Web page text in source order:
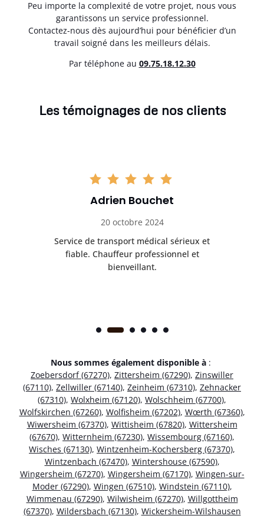
Peu importe la complexité de votre projet, nous vous
garantissons un service professionnel.
Contactez-nous dès aujourd’hui pour bénéficier d’un
travail soigné dans les meilleurs délais.
Par téléphone au 09.75.18.12.30
Les témoignages de nos clients
Adrien Bouchet
20 octobre 2024
Service de transport médical sérieux et
fiable. Chauffeur professionnel et
bienveillant.
Nous sommes également disponible à :
Zoebersdorf (67270), Zittersheim (67290), Zinswiller
(67110), Zellwiller (67140), Zeinheim (67310), Zehnacker
(67310), Wolxheim (67120), Wolschheim (67700),
Wolfskirchen (67260), Wolfisheim (67202), Wœrth (67360),
Wiwersheim (67370), Wittisheim (67820), Wittersheim
(67670), Witternheim (67230), Wissembourg (67160),
Wisches (67130), Wintzenheim-Kochersberg (67370),
Wintzenbach (67470), Wintershouse (67590),
Wingersheim (67270), Wingersheim (67170), Wingen-sur-
Moder (67290), Wingen (67510), Windstein (67110),
Wimmenau (67290), Wilwisheim (67270), Willgottheim
(67370), Wildersbach (67130), Wickersheim-Wilshausen